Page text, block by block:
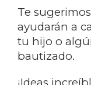
Te
ayudarán a
tu hijo o
bautizado.